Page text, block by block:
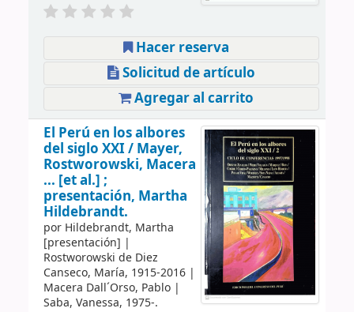
Hacer reserva
Solicitud de artículo
Agregar al carrito
El Perú en los albores
del siglo XXI / Mayer,
Rostworowski, Macera
... [et al.] ;
presentación, Martha
Hildebrandt.
por Hildebrandt, Martha
[presentación] |
Rostworowski de Diez
Canseco, María, 1915-2016|
Macera Dall´Orso, Pablo|
Saba, Vanessa, 1975-.